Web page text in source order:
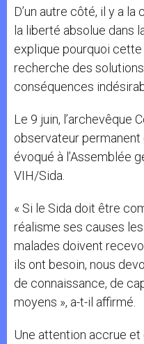
D’un autre côté, il y a
la liberté absolue dans
explique pourquoi
recherche des
conséquences
Le 9 juin, l’archevêque
observateur permanent
évoqué à l’Assemblée
VIH/Sida.
« Si le Sida doit être
réalisme ses causes
malades doivent
ils ont besoin, nous
de connaissance, de
moyens », a-t-il affirmé.
Une attention accrue